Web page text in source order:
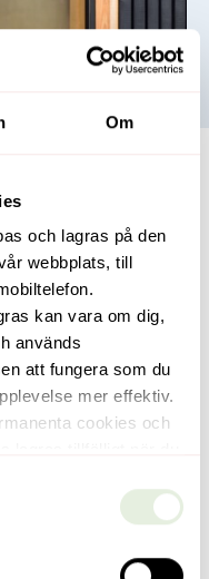
Om
och lagras på den
webbplats, till
kan vara om dig,
används
att fungera som du
mer effektiv.
cookies och
cookies
viss tid, tills du som
raderar dem.
parkeringsplatser